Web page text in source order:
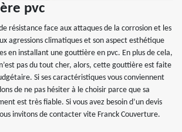
pvc
résistance face aux attaques de la corrosion et les
agressions climatiques et son aspect esthétique
en installant une gouttière en pvc. En plus de cela,
pas du tout cher, alors, cette gouttière est faite
Si ses caractéristiques vous conviennent
de ne pas hésiter à le choisir parce que sa
est très fiable. Si vous avez besoin d’un devis
invitons de contacter vite Franck Couverture.